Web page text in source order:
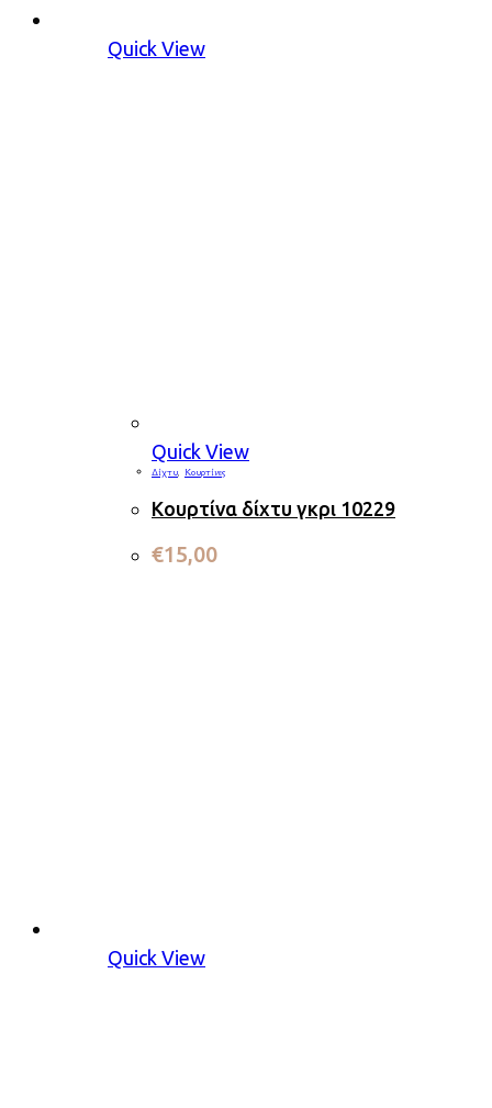
Quick View
Quick View
Δίχτυ Κουρτίνες
Κουρτίνα δίχτυ γκρι 10229
€15,00
Quick View